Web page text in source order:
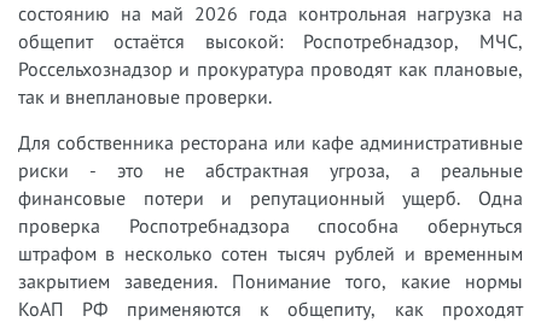
состоянию на май 2026 года контрольная нагрузка на
общепит остаётся высокой: Роспотребнадзор, МЧС,
Россельхознадзор и прокуратура проводят как плановые,
так и внеплановые проверки.
Для собственника ресторана или кафе административные
риски - это не абстрактная угроза, а реальные
финансовые потери и репутационный ущерб. Одна
проверка Роспотребнадзора способна обернуться
штрафом в несколько сотен тысяч рублей и временным
закрытием заведения. Понимание того, какие нормы
КоАП РФ применяются к общепиту, как проходят